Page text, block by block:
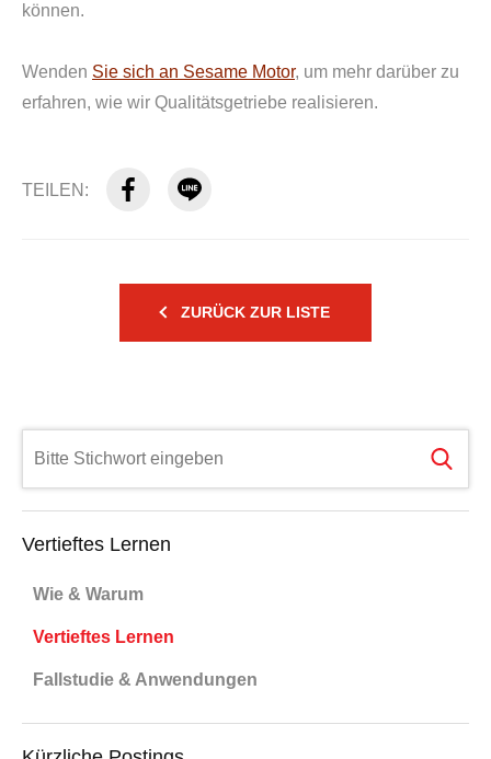
können.
Wenden Sie sich an Sesame Motor, um mehr darüber zu
erfahren, wie wir Qualitätsgetriebe realisieren.
TEILEN:
ZURÜCK ZUR LISTE
Vertieftes Lernen
Wie & Warum
Vertieftes Lernen
Fallstudie & Anwendungen